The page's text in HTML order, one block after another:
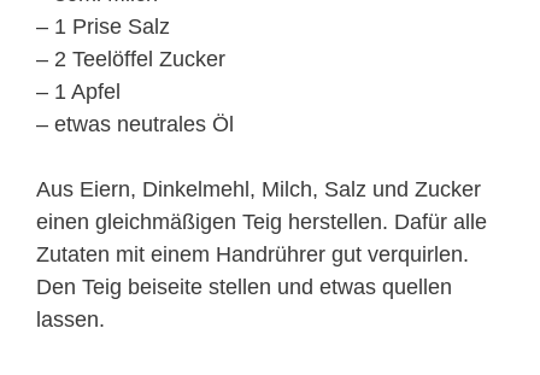
– 1 Prise Salz
– 2 Teelöffel Zucker
– 1 Apfel
– etwas neutrales Öl
Aus Eiern, Dinkelmehl, Milch, Salz und Zucker
einen gleichmäßigen Teig herstellen. Dafür alle
Zutaten mit einem Handrührer gut verquirlen.
Den Teig beiseite stellen und etwas quellen
lassen.